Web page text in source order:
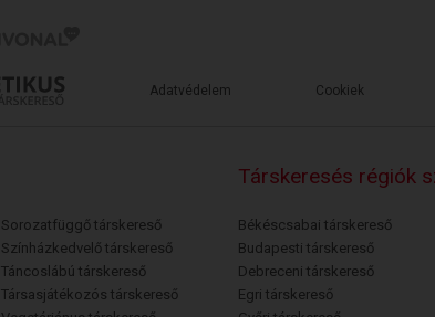
Adatvédelem Cookiek
Sorozatfüggő társkereső
Színházkedvelő társkereső
Táncoslábú társkereső
Társasjátékozós társkereső
Társkeresés régiók
Békéscsabai társkereső
Budapesti társkereső
Debreceni társkereső
Egri társkereső